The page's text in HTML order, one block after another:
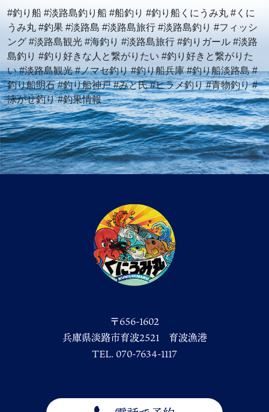
#釣り船 #淡路島釣り船 #船釣り #釣り船くにうみ丸 #くに
うみ丸 #釣果 #淡路島 #淡路島旅行 #淡路島釣り #フィッシ
ング #淡路島観光 #海釣り #淡路島旅行 #釣りガール #淡路
島釣り #釣り好きな人と繋がりたい #釣り好きと繋がりた
い #淡路島観光 #ノマセ釣り #釣り船兵庫 #釣り船淡路島 #
釣り船明石 #釣り船神戸 #みと氏 #ヒラメ釣り #青物釣り #
泳がせ釣り #釣果情報
〒656-1602
兵庫県淡路市育波2521 育波漁港
TEL. 070-7634-1117